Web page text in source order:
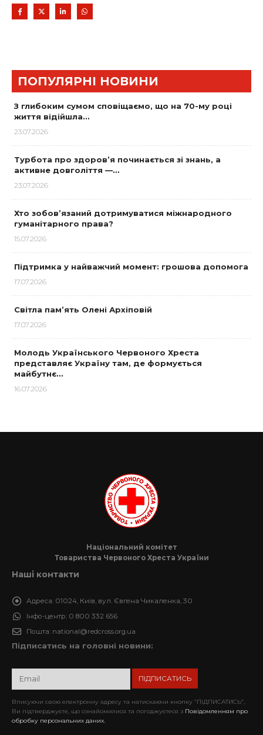
ПОПУЛЯРНІ НОВИНИ
З глибоким сумом сповіщаємо, що на 70-му році
життя відійшла…
23.07.2026
Турбота про здоров’я починається зі знань, а
активне довголіття —…
23.07.2026
Хто зобов’язаний дотримуватися міжнародного
гуманітарного права?
15.07.2026
Підтримка у найважчий момент: грошова допомога
17.07.2026
Світла пам’ять Олені Архіповій
17.07.2026
Молодь Українського Червоного Хреста
представляє Україну там, де формується
майбутнє…
16.07.2026
Національний комітет
Товариства Червоного Хреста України
Наші контакти
Адреса: 01024, Київ, вул. Євгена Чикаленка, 30
Інфо-центр: 0 800 332 656
Пошта: national@redcross.org.ua
Підписатись на головні новини:
Вписуючи свою електронну адресу та натискаючи кнопку “ПІДПИСАТИСЬ”,
Ви підтверджуєте, що ознайомилися та погоджуєтеся з Повідомленням про
обробку персональних даних.